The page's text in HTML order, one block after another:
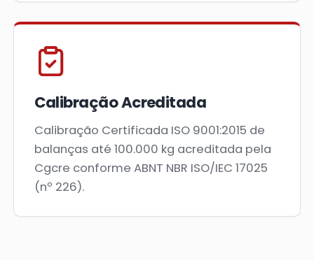
Calibração Acreditada
Calibração Certificada ISO 9001:2015 de
balanças até 100.000 kg acreditada pela
Cgcre conforme ABNT NBR ISO/IEC 17025
(nº 226).